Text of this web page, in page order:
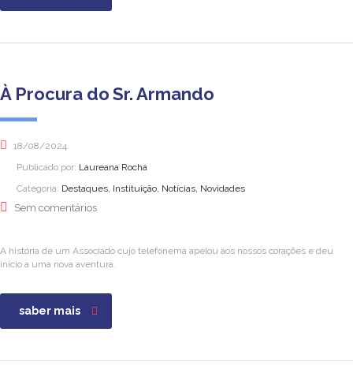
À Procura do Sr. Armando
18/08/2024
Publicado por: Laureana Rocha
Categoria: Destaques, Instituição, Notícias, Novidades
Sem comentários
A história de um Associado cujo telefonema apelou aos nossos corações e deu
início a uma nova aventura.
saber mais